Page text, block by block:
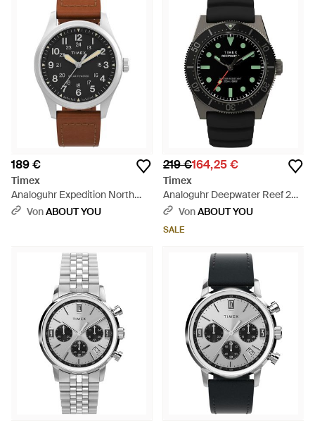
189 €
Timex
Analoguhr Expedition North
Field Solar - Mehrfarbig
VonABOUT YOU
219 €164,25 €
Timex
Analoguhr Deepwater Reef 200
- Schwarz
VonABOUT YOU
SALE